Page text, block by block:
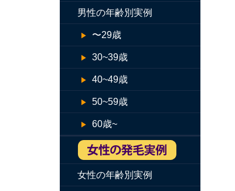
男性の年齢別実例
〜29歳
30~39歳
40~49歳
50~59歳
60歳~
女性の年齢別実例